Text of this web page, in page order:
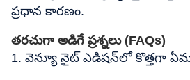
ప్రధాన కారణం.
తరచుగా అడిగే ప్రశ్నలు (FAQs)
1. వెన్యూ నైట్ ఎడిషన్‌లో కొత్తగా